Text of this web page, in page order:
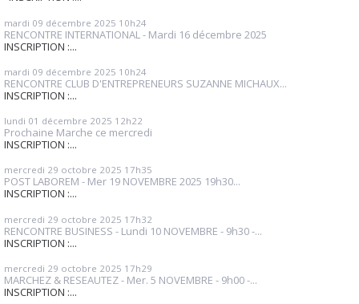
mardi 09 décembre 2025 10h24
RENCONTRE INTERNATIONAL - Mardi 16 décembre 2025
INSCRIPTION :...
mardi 09 décembre 2025 10h24
RENCONTRE CLUB D'ENTREPRENEURS SUZANNE MICHAUX...
INSCRIPTION :...
lundi 01 décembre 2025 12h22
Prochaine Marche ce mercredi
INSCRIPTION :...
mercredi 29 octobre 2025 17h35
POST LABOREM - Mer 19 NOVEMBRE 2025 19h30...
INSCRIPTION :...
mercredi 29 octobre 2025 17h32
RENCONTRE BUSINESS - Lundi 10 NOVEMBRE - 9h30 -...
INSCRIPTION :...
mercredi 29 octobre 2025 17h29
MARCHEZ & RESEAUTEZ - Mer. 5 NOVEMBRE - 9h00 -...
INSCRIPTION :...